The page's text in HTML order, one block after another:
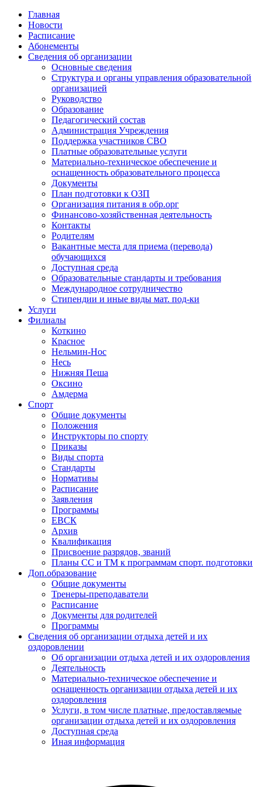
Главная
Новости
Расписание
Абонементы
Сведения об организации
Основные сведения
Структура и органы управления образовательной
организацией
Руководство
Образование
Педагогический состав
Администрация Учреждения
Поддержка участников СВО
Платные образовательные услуги
Материально-техническое обеспечение и
оснащенность образовательного процесса
Документы
План подготовки к ОЗП
Организация питания в обр.орг
Финансово-хозяйственная деятельность
Контакты
Родителям
Вакантные места для приема (перевода)
обучающихся
Доступная среда
Образовательные стандарты и требования
Международное сотрудничество
Стипендии и иные виды мат. под-ки
Услуги
Филиалы
Коткино
Красное
Нельмин-Нос
Несь
Нижняя Пеша
Оксино
Амдерма
Спорт
Общие документы
Положения
Инструкторы по спорту
Приказы
Виды спорта
Стандарты
Нормативы
Расписание
Заявления
Программы
ЕВСК
Архив
Квалификация
Присвоение разрядов, званий
Планы СС и ТМ к программам спорт. подготовки
Доп.образование
Общие документы
Тренеры-преподаватели
Расписание
Документы для родителей
Программы
Сведения об организации отдыха детей и их
оздоровлении
Об организации отдыха детей и их оздоровления
Деятельность
Материально-техническое обеспечение и
оснащенность организации отдыха детей и их
оздоровления
Услуги, в том числе платные, предоставляемые
организации отдыха детей и их оздоровления
Доступная среда
Иная информация